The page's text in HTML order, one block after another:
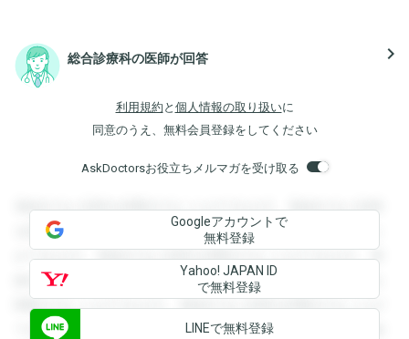
総合診療科の医師が回答 navigate_next
利用規約 と 個人情報の取り扱いに
同意のうえ、無料会員登録をしてください
AskDoctorsお役立ちメルマガを受け取る
登録すると回答を閲覧することができます。登録すると回答
を閲覧することができます。登録すると回答を閲覧すること
ができます。登録すると回答を閲覧することができます。登
録すると回答を閲覧することができます。登録すると回答を
閲覧することができます。登録すると回答を閲覧することが
できます。登録すると回答を閲覧することができます。登録
Googleアカウントで
無料登録
Yahoo! JAPAN ID
で無料登録
LINEで無料登録